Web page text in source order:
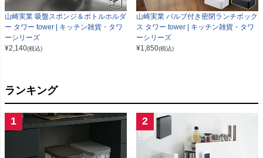
山崎実業 吸盤スポンジ＆ボトルホルダ
ー タワー tower | キッチン雑貨・タワ
ーシリーズ
¥2,140(税込)
山崎実業 バルブ付き密閉ランチボック
ス タワー tower | キッチン雑貨・タワ
ーシリーズ
¥1,850(税込)
ランキング
1 2